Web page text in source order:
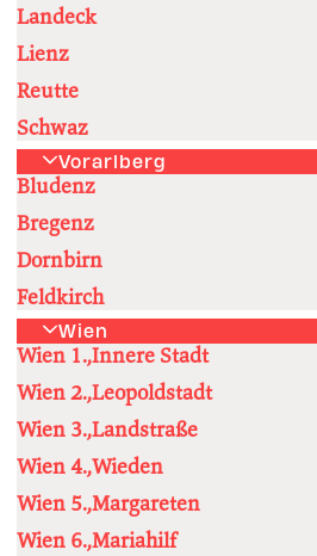
Landeck
Lienz
Reutte
Schwaz
Vorarlberg
Bludenz
Bregenz
Dornbirn
Feldkirch
Wien
Wien 1.,Innere Stadt
Wien 2.,Leopoldstadt
Wien 3.,Landstraße
Wien 4.,Wieden
Wien 5.,Margareten
Wien 6.,Mariahilf